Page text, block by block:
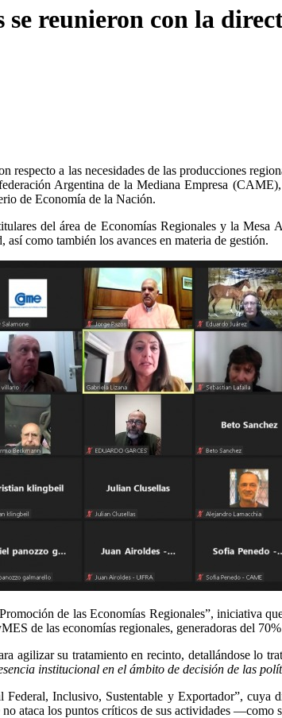
reunieron con la
respecto a las necesidades de las producciones
Argentina de la Mediana Empresa
de Economía de la Nación.
del área de Economías Regionales y la Mesa
como también los avances en materia de gestión.
de las Economías Regionales”, iniciativa
de las economías regionales, generadoras del
agilizar su tratamiento en recinto, detallándose lo
institucional en el ámbito de decisión de las
Inclusivo, Sustentable y Exportador”, cuya
ataca los puntos críticos de sus actividades